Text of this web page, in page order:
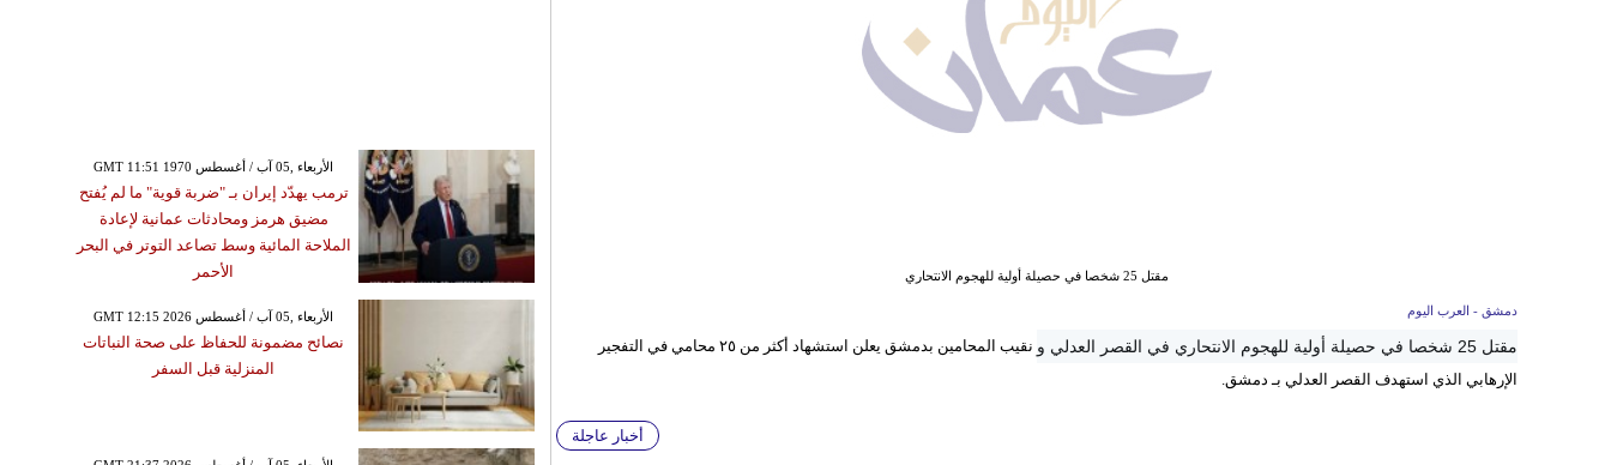
مقتل 25 شخصا في حصيلة أولية للهجوم الانتحاري
دمشق - العرب اليوم
مقتل 25 شخصا في حصيلة أولية للهجوم الانتحاري في القصر العدلي و
نقيب المحامين بدمشق يعلن استشهاد أكثر من ٢٥ محامي في التفجير
الإرهابي الذي استهدف القصر العدلي بـ دمشق.
أخبار عاجلة
GMT 11:51 1970 الأربعاء ,05 آب / أغسطس
ترمب يهدّد إيران بـ "ضربة قوية" ما لم يُفتح
مضيق هرمز ومحادثات عمانية لإعادة
الملاحة المائية وسط تصاعد التوتر في البحر
الأحمر
GMT 12:15 2026 الأربعاء ,05 آب / أغسطس
نصائح مضمونة للحفاظ على صحة النباتات
المنزلية قبل السفر